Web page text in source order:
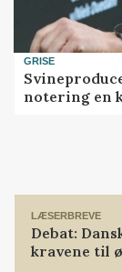
GRISE
notering en
LÆSERBREVE
Debat:
kravene til